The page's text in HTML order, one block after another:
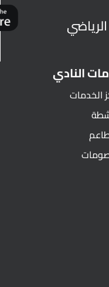
النادي
الخدمات